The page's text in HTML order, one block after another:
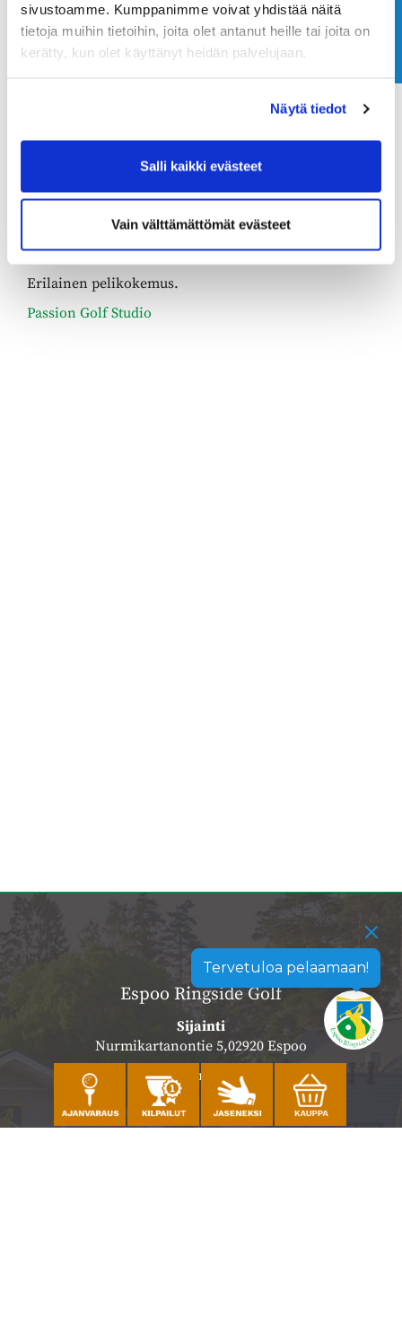
sivustoamme. Kumppanimme voivat yhdistää näitä
tietoja muihin tietoihin, joita olet antanut heille tai joita on
kerätty, kun olet käyttänyt heidän palvelujaan.
Näytä tiedot
Salli kaikki evästeet
Vain välttämättömät evästeet
Tervetuloa pelaamaan!
Passion Golf Studion laitteet käyttävät uusinta
kamerateknologiaa (Foresight GC Quad / GC Hawk /
Kalle Samooja ja Lauri Ruuska käyttävät Foresightin
Kamerateknologian ansiosta mittaus on erittäin
sekä puttaaminen on saatu aivan uudelle tasolle
tutkateknologiaan verrattuna. Ja se taas mahdollistaa
mielekkään kilpailemisen myös talvella.
Erilainen pelikokemus.
Passion Golf Studio
Espoo Ringside Golf
Sijainti
Nurmikartanontie 5,02920 Espoo
Katso sijainti kartalla